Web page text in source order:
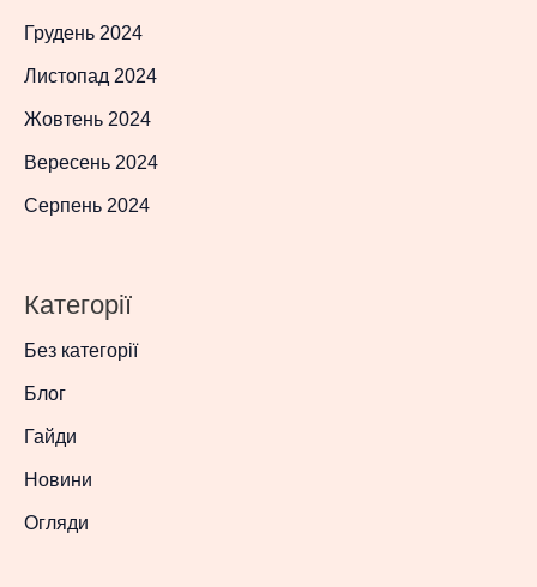
Грудень 2024
Листопад 2024
Жовтень 2024
Вересень 2024
Серпень 2024
Категорії
Без категорії
Блог
Гайди
Новини
Огляди